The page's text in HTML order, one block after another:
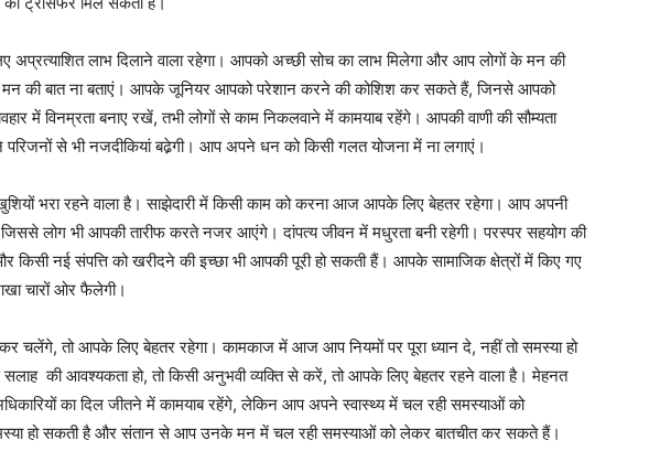
लाभ दिलाने वाला रहेगा। आपको अच्छी सोच का लाभ मिलेगा और आप लोगों के मन की
मन की बात ना बताएं। आपके जूनियर आपको परेशान करने की कोशिश कर सकते हैं, जिनसे आपको
में विनम्रता बनाए रखें, तभी लोगों से काम निकलवाने में कामयाब रहेंगे। आपकी वाणी की सौम्यता
से भी नजदीकियां बढे़गी। आप अपने धन को किसी गलत योजना में ना लगाएं।
भरा रहने वाला है। साझेदारी में किसी काम को करना आज आपके लिए बेहतर रहेगा। आप अपनी
जिससे लोग भी आपकी तारीफ करते नजर आएंगे। दांपत्य जीवन में मधुरता बनी रहेगी। परस्पर सहयोग की
किसी नई संपत्ति को खरीदने की इच्छा भी आपकी पूरी हो सकती हैं। आपके सामाजिक क्षेत्रों में किए गए
चारों ओर फैलेगी।
तो आपके लिए बेहतर रहेगा। कामकाज में आज आप नियमों पर पूरा ध्यान दे, नहीं तो समस्या हो
की आवश्यकता हो, तो किसी अनुभवी व्यक्ति से करें, तो आपके लिए बेहतर रहने वाला है। मेहनत
का दिल जीतने में कामयाब रहेंगे, लेकिन आप अपने स्वास्थ्य में चल रही समस्याओं को
हो सकती है और संतान से आप उनके मन में चल रही समस्याओं को लेकर बातचीत कर सकते हैं।